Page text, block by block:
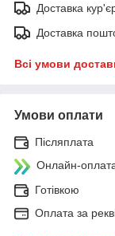
Доставка
Доставка
Всі умови
Умови оплати
Післяплата
Онлайн-
Готівкою
Оплата за